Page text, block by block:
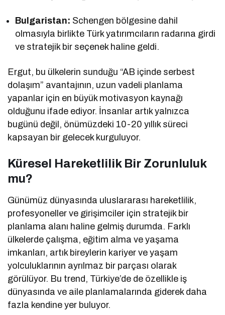
Bulgaristan: Schengen bölgesine dahil
olmasıyla birlikte Türk yatırımcıların radarına girdi
ve stratejik bir seçenek haline geldi.
Ergut, bu ülkelerin sunduğu “AB içinde serbest
dolaşım” avantajının, uzun vadeli planlama
yapanlar için en büyük motivasyon kaynağı
olduğunu ifade ediyor. İnsanlar artık yalnızca
bugünü değil, önümüzdeki 10-20 yıllık süreci
kapsayan bir gelecek kurguluyor.
Küresel Hareketlilik Bir Zorunluluk
mu?
Günümüz dünyasında uluslararası hareketlilik,
profesyoneller ve girişimciler için stratejik bir
planlama alanı haline gelmiş durumda. Farklı
ülkelerde çalışma, eğitim alma ve yaşama
imkanları, artık bireylerin kariyer ve yaşam
yolculuklarının ayrılmaz bir parçası olarak
görülüyor. Bu trend, Türkiye’de de özellikle iş
dünyasında ve aile planlamalarında giderek daha
fazla kendine yer buluyor.